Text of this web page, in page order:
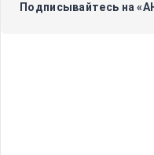
Подписывайтесь на